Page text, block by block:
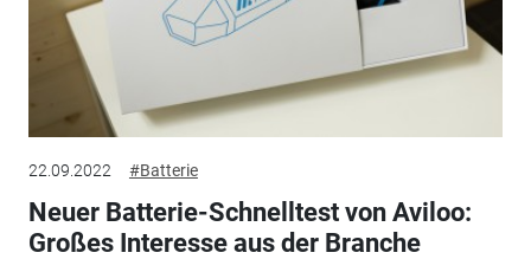
22.09.2022 #Batterie
Neuer Batterie-Schnelltest von Aviloo:
Großes Interesse aus der Branche